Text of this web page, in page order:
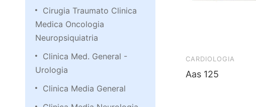
Cirugia Traumato Clinica
Medica Oncologia
Neuropsiquiatria
Clinica Med. General -
Urologia
Clinica Media General
CARDIOLOGIA
Aas 125